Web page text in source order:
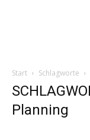
Start Schlagworte
Planning